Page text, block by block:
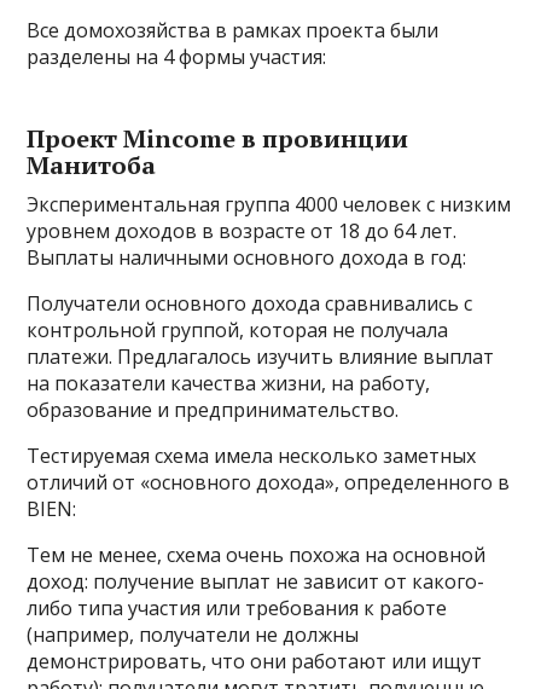
Все домохозяйства в рамках проекта были
разделены на 4 формы участия:
Проект Mincome в провинции
Манитоба
Экспериментальная группа 4000 человек с низким
уровнем доходов в возрасте от 18 до 64 лет.
Выплаты наличными основного дохода в год:
Получатели основного дохода сравнивались с
контрольной группой, которая не получала
платежи. Предлагалось изучить влияние выплат
на показатели качества жизни, на работу,
образование и предпринимательство.
Тестируемая схема имела несколько заметных
отличий от «основного дохода», определенного в
BIEN:
Тем не менее, схема очень похожа на основной
доход: получение выплат не зависит от какого-
либо типа участия или требования к работе
(например, получатели не должны
демонстрировать, что они работают или ищут